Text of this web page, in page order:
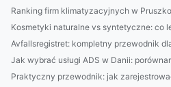
Ranking firm klimatyzacyjnych w
Kosmetyki naturalne vs syntetyczne: co
Avfallsregistret: kompletny przewodnik
Jak wybrać usługi ADS w Danii:
Praktyczny przewodnik: jak